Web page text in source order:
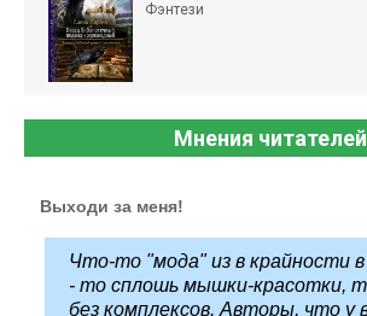
Фэнтези
Мнения читателей
Выходи за меня!
Что-то "мода" из в крайности
- то сплошь мышки-красотки,
без комплексов. Авторы, что у